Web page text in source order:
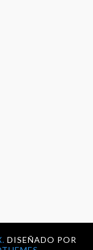
DISEÑADO POR